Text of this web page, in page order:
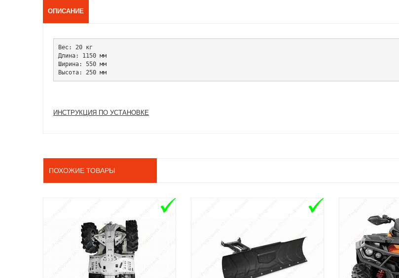
ОПИСАНИЕ
Вес: 20 кг
Длина: 1150 мм
Ширина: 550 мм
Высота: 250 мм
ИНСТРУКЦИЯ ПО УСТАНОВКЕ
ПОХОЖИЕ ТОВАРЫ
ADD TO CART ADD TO CART